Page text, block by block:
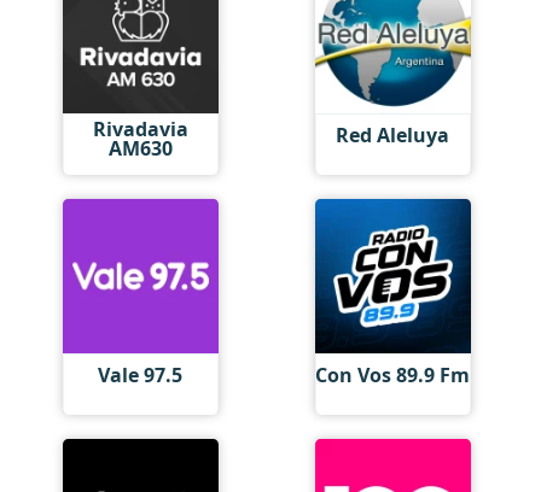
Rivadavia
AM630 Red Aleluya
Vale 97.5 Con Vos 89.9 Fm